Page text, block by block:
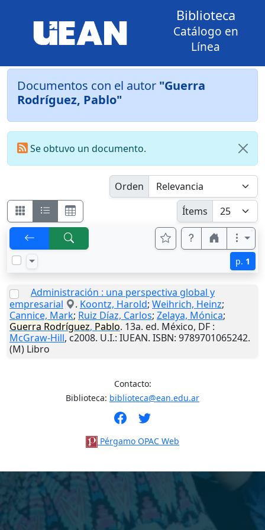
Biblioteca
Catálogo en
Línea
Documentos con el autor "Guerra
Rodríguez, Pablo"
Se obtuvo un documento.
Orden
Ítems
p. 1
Administración : una perspectiva global y
empresarial
. Koontz, Harold; Weihrich, Heinz;
Cannice, Mark; Ruiz Díaz, Carlos; Zelaya, Mónica;
Guerra Rodríguez, Pablo. 13a. ed. México, DF :
McGraw-Hill, c2008. U.I.: IUEAN. ISBN: 9789701065242.
(M) Libro
Contacto:
Biblioteca: biblioteca@ean.edu.ar
Pérgamo OPAC Web